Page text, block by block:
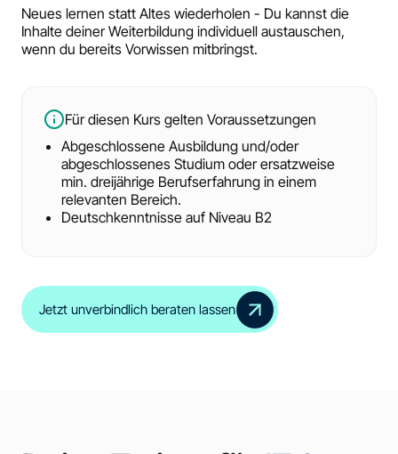
Neues lernen statt Altes wiederholen - Du kannst die
Inhalte deiner Weiterbildung individuell austauschen,
wenn du bereits Vorwissen mitbringst.
Für diesen Kurs gelten Voraussetzungen
Abgeschlossene Ausbildung und/oder
abgeschlossenes Studium oder ersatzweise
min. dreijährige Berufserfahrung in einem
relevanten Bereich.
Deutschkenntnisse auf Niveau B2
Jetzt unverbindlich beraten lassen